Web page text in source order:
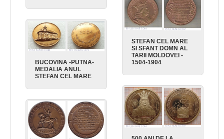
STEFAN CEL MARE
SI SFANT DOMN AL
TARII MOLDOVEI -
1504-1904
BUCOVINA -PUTNA-
MEDALIA ANUL
STEFAN CEL MARE